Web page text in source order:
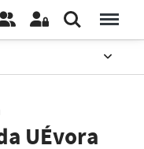
UÉvora